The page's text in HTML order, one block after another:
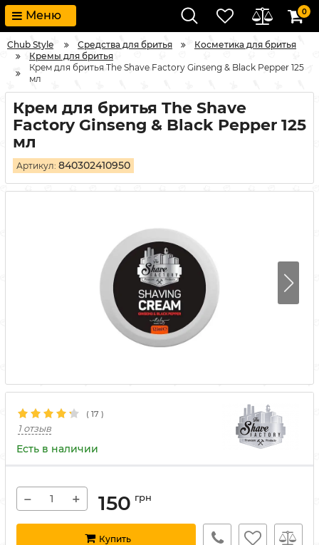
Меню 0
Chub Style Средства для бритья
Косметика для бритья
Кремы для бритья
Крем для бритья The Shave Factory Ginseng & Black Pepper 125
мл
Крем для бритья The Shave
Factory Ginseng & Black Pepper 125
мл
Артикул: 840302410950
( 17 )
1 отзыв
Есть в наличии
− + 150 грн
Купить